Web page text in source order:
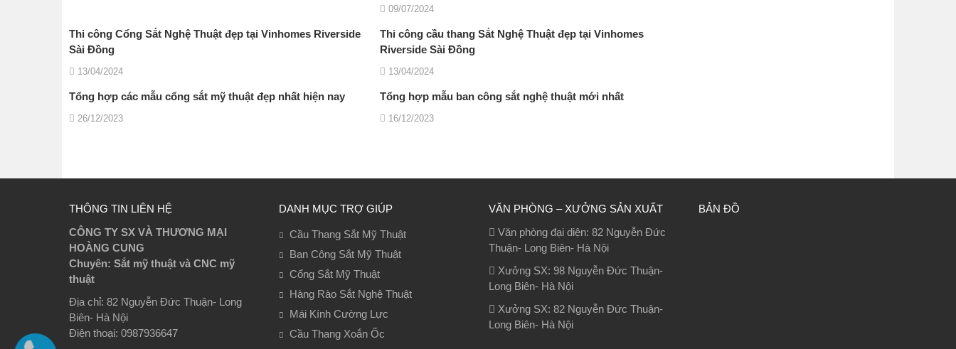
09/07/2024
Thi công Cổng Sắt Nghệ Thuật đẹp tại Vinhomes Riverside
Sài Đồng
13/04/2024
Thi công cầu thang Sắt Nghệ Thuật đẹp tại Vinhomes
Riverside Sài Đồng
13/04/2024
Tổng hợp các mẫu cổng sắt mỹ thuật đẹp nhất hiện nay
26/12/2023
Tổng hợp mẫu ban công sắt nghệ thuật mới nhất
16/12/2023
THÔNG TIN LIÊN HỆ
CÔNG TY SX VÀ THƯƠNG MẠI
HOÀNG CUNG
Chuyên: Sắt mỹ thuật và CNC mỹ
thuật
Địa chỉ: 82 Nguyễn Đức Thuận- Long
Biên- Hà Nội
Điện thoại: 0987936647
DANH MỤC TRỢ GIÚP
Cầu Thang Sắt Mỹ Thuật
Ban Công Sắt Mỹ Thuật
Cổng Sắt Mỹ Thuật
Hàng Rào Sắt Nghệ Thuật
Mái Kính Cường Lực
Cầu Thang Xoắn Ốc
VĂN PHÒNG – XƯỞNG SẢN XUẤT
Văn phòng đại diện: 82 Nguyễn Đức
Thuận- Long Biên- Hà Nội
Xưởng SX: 98 Nguyễn Đức Thuận-
Long Biên- Hà Nội
Xưởng SX: 82 Nguyễn Đức Thuận-
Long Biên- Hà Nội
BẢN ĐỒ